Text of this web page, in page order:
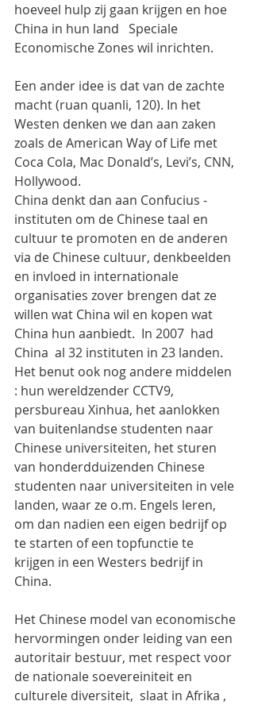
hoeveel hulp zij gaan krijgen en hoe
China in hun land   Speciale
Economische Zones wil inrichten.
Een ander idee is dat van de zachte
macht (ruan quanli, 120). In het
Westen denken we dan aan zaken
zoals de American Way of Life met
Coca Cola, Mac Donald’s, Levi’s, CNN,
Hollywood.
China denkt dan aan Confucius -
instituten om de Chinese taal en
cultuur te promoten en de anderen
via de Chinese cultuur, denkbeelden
en invloed in internationale
organisaties zover brengen dat ze
willen wat China wil en kopen wat
China hun aanbiedt.  In 2007  had
China  al 32 instituten in 23 landen.
Het benut ook nog andere middelen
: hun wereldzender CCTV9,
persbureau Xinhua, het aanlokken
van buitenlandse studenten naar
Chinese universiteiten, het sturen
van honderdduizenden Chinese
studenten naar universiteiten in vele
landen, waar ze o.m. Engels leren,
om dan nadien een eigen bedrijf op
te starten of een topfunctie te
krijgen in een Westers bedrijf in
China.
Het Chinese model van economische
hervormingen onder leiding van een
autoritair bestuur, met respect voor
de nationale soevereiniteit en
culturele diversiteit,  slaat in Afrika ,